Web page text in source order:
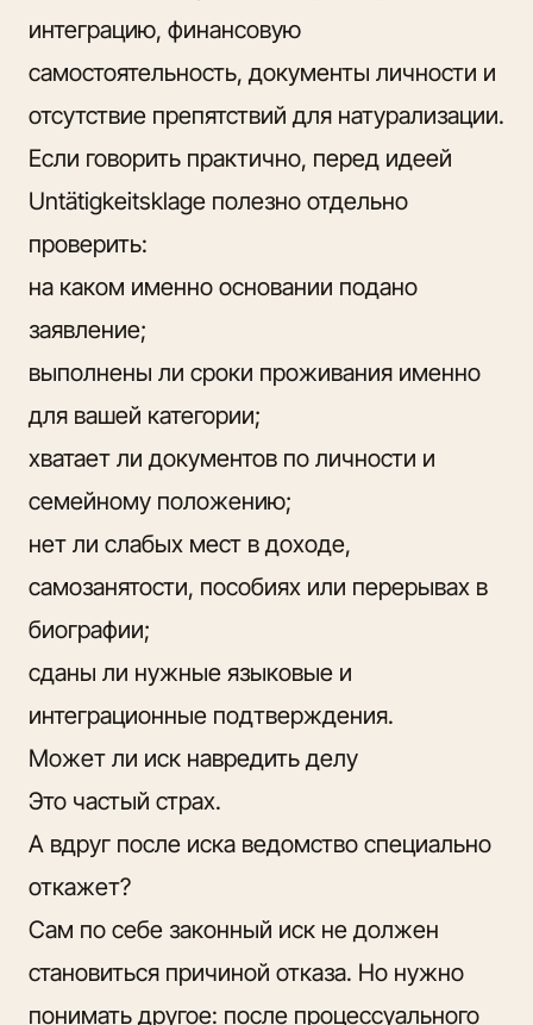
интеграцию, финансовую
самостоятельность, документы личности и
отсутствие препятствий для натурализации.
Если говорить практично, перед идеей
Untätigkeitsklage полезно отдельно
проверить:
на каком именно основании подано
заявление;
выполнены ли сроки проживания именно
для вашей категории;
хватает ли документов по личности и
семейному положению;
нет ли слабых мест в доходе,
самозанятости, пособиях или перерывах в
биографии;
сданы ли нужные языковые и
интеграционные подтверждения.
Может ли иск навредить делу
Это частый страх.
А вдруг после иска ведомство специально
откажет?
Сам по себе законный иск не должен
становиться причиной отказа. Но нужно
понимать другое: после процессуального